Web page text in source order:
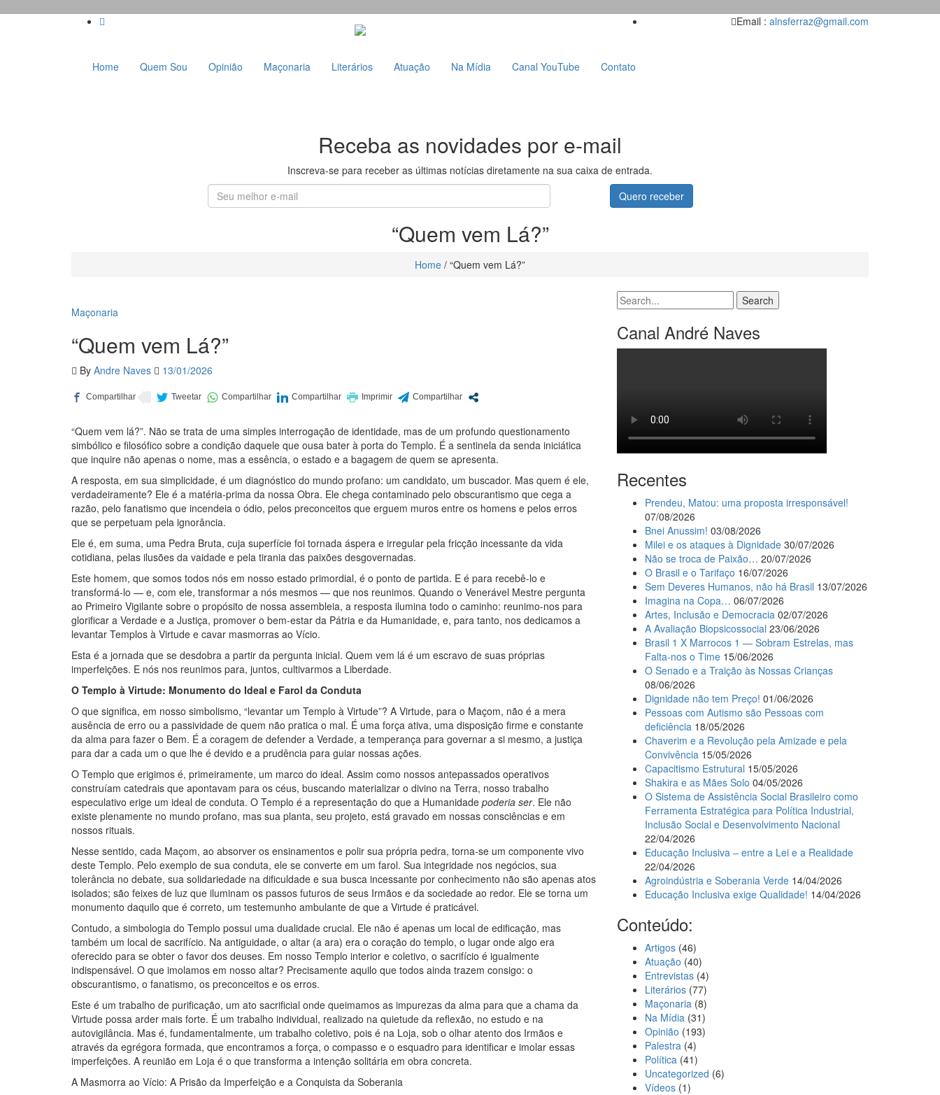
Email : alnsferraz@gmail.com
Home Quem Sou Opinião Maçonaria Literários Atuação Na Mídia Canal YouTube Contato
Receba as novidades por e-mail
Inscreva-se para receber as últimas notícias diretamente na sua caixa de entrada.
Quero receber
“Quem vem Lá?”
Home / “Quem vem Lá?”
Maçonaria
“Quem vem Lá?”
By Andre Naves 13/01/2026
“Quem vem lá?”. Não se trata de uma simples interrogação de identidade, mas de um profundo questionamento
simbólico e filosófico sobre a condição daquele que ousa bater à porta do Templo. É a sentinela da senda iniciática
que inquire não apenas o nome, mas a essência, o estado e a bagagem de quem se apresenta.
A resposta, em sua simplicidade, é um diagnóstico do mundo profano: um candidato, um buscador. Mas quem é ele,
verdadeiramente? Ele é a matéria-prima da nossa Obra. Ele chega contaminado pelo obscurantismo que cega a
razão, pelo fanatismo que incendeia o ódio, pelos preconceitos que erguem muros entre os homens e pelos erros
que se perpetuam pela ignorância.
Ele é, em suma, uma Pedra Bruta, cuja superfície foi tornada áspera e irregular pela fricção incessante da vida
cotidiana, pelas ilusões da vaidade e pela tirania das paixões desgovernadas.
Este homem, que somos todos nós em nosso estado primordial, é o ponto de partida. E é para recebê-lo e
transformá-lo — e, com ele, transformar a nós mesmos — que nos reunimos. Quando o Venerável Mestre pergunta
ao Primeiro Vigilante sobre o propósito de nossa assembleia, a resposta ilumina todo o caminho: reunimo-nos para
glorificar a Verdade e a Justiça, promover o bem-estar da Pátria e da Humanidade, e, para tanto, nos dedicamos a
levantar Templos à Virtude e cavar masmorras ao Vício.
Esta é a jornada que se desdobra a partir da pergunta inicial. Quem vem lá é um escravo de suas próprias
imperfeições. E nós nos reunimos para, juntos, cultivarmos a Liberdade.
O Templo à Virtude: Monumento do Ideal e Farol da Conduta
O que significa, em nosso simbolismo, “levantar um Templo à Virtude”? A Virtude, para o Maçom, não é a mera
ausência de erro ou a passividade de quem não pratica o mal. É uma força ativa, uma disposição firme e constante
da alma para fazer o Bem. É a coragem de defender a Verdade, a temperança para governar a si mesmo, a justiça
para dar a cada um o que lhe é devido e a prudência para guiar nossas ações.
O Templo que erigimos é, primeiramente, um marco do ideal. Assim como nossos antepassados operativos
construíam catedrais que apontavam para os céus, buscando materializar o divino na Terra, nosso trabalho
especulativo erige um ideal de conduta. O Templo é a representação do que a Humanidade poderia ser. Ele não
existe plenamente no mundo profano, mas sua planta, seu projeto, está gravado em nossas consciências e em
nossos rituais.
Nesse sentido, cada Maçom, ao absorver os ensinamentos e polir sua própria pedra, torna-se um componente vivo
deste Templo. Pelo exemplo de sua conduta, ele se converte em um farol. Sua integridade nos negócios, sua
tolerância no debate, sua solidariedade na dificuldade e sua busca incessante por conhecimento não são apenas atos
isolados; são feixes de luz que iluminam os passos futuros de seus Irmãos e da sociedade ao redor. Ele se torna um
monumento daquilo que é correto, um testemunho ambulante de que a Virtude é praticável.
Contudo, a simbologia do Templo possui uma dualidade crucial. Ele não é apenas um local de edificação, mas
também um local de sacrifício. Na antiguidade, o altar (a ara) era o coração do templo, o lugar onde algo era
oferecido para se obter o favor dos deuses. Em nosso Templo interior e coletivo, o sacrifício é igualmente
indispensável. O que imolamos em nosso altar? Precisamente aquilo que todos ainda trazem consigo: o
obscurantismo, o fanatismo, os preconceitos e os erros.
Este é um trabalho de purificação, um ato sacrificial onde queimamos as impurezas da alma para que a chama da
Virtude possa arder mais forte. É um trabalho individual, realizado na quietude da reflexão, no estudo e na
autovigilância. Mas é, fundamentalmente, um trabalho coletivo, pois é na Loja, sob o olhar atento dos Irmãos e
através da egrégora formada, que encontramos a força, o compasso e o esquadro para identificar e imolar essas
imperfeições. A reunião em Loja é o que transforma a intenção solitária em obra concreta.
A Masmorra ao Vício: A Prisão da Imperfeição e a Conquista da Soberania
Canal André Naves
Recentes
Prendeu, Matou: uma proposta irresponsável!
07/08/2026
Bnei Anussim! 03/08/2026
Milei e os ataques à Dignidade 30/07/2026
Não se troca de Paixão… 20/07/2026
O Brasil e o Tarifaço 16/07/2026
Sem Deveres Humanos, não há Brasil 13/07/2026
Imagina na Copa… 06/07/2026
Artes, Inclusão e Democracia 02/07/2026
A Avaliação Biopsicossocial 23/06/2026
Brasil 1 X Marrocos 1 — Sobram Estrelas, mas
Falta-nos o Time 15/06/2026
O Senado e a Traição às Nossas Crianças
08/06/2026
Dignidade não tem Preço! 01/06/2026
Pessoas com Autismo são Pessoas com
deficiência 18/05/2026
Chaverim e a Revolução pela Amizade e pela
Convivência 15/05/2026
Capacitismo Estrutural 15/05/2026
Shakira e as Mães Solo 04/05/2026
O Sistema de Assistência Social Brasileiro como
Ferramenta Estratégica para Política Industrial,
Inclusão Social e Desenvolvimento Nacional
22/04/2026
Educação Inclusiva – entre a Lei e a Realidade
22/04/2026
Agroindústria e Soberania Verde 14/04/2026
Educação Inclusiva exige Qualidade! 14/04/2026
Conteúdo:
Artigos (46)
Atuação (40)
Entrevistas (4)
Literários (77)
Maçonaria (8)
Na Mídia (31)
Opinião (193)
Palestra (4)
Política (41)
Uncategorized (6)
Vídeos (1)